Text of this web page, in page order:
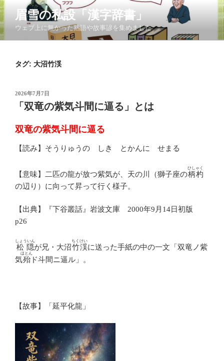
コ
ン
テ
ン
眉雪の私設「漢字辞書」
ウェブ上に無かった熟語や故事諺を集めました
タグ: 大沼竹渓
投
2026年7月7日
「双竜の紫気斗間に逼る」とは
双竜の紫気斗間に逼る
【読み】そうりゅうの しき とかんに せまる
【意味】二匹の龍が放つ紫気が、天の川（獅子座の柄杓
ひしゃく
の辺り）に向って昇って行く様子。
【出典】『下谷叢話』岩波文庫 2000年9月14日初版
p26
松隠
しょういん
が兄・大沼竹渓
ちくけい
に送った手紙の中の一文「双竜ノ紫
気殆
ほとん
ド斗間ニ逼ル」。
【故事】「延平化龍」